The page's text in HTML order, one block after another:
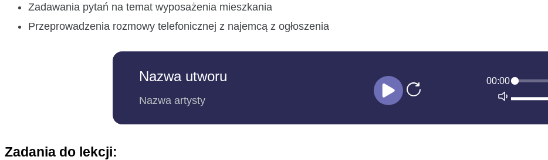
Zadawania pytań na temat wyposażenia mieszkania
Przeprowadzenia rozmowy telefonicznej z najemcą z ogłoszenia
Nazwa utworu
Nazwa artysty
00:00
Zadania do lekcji: